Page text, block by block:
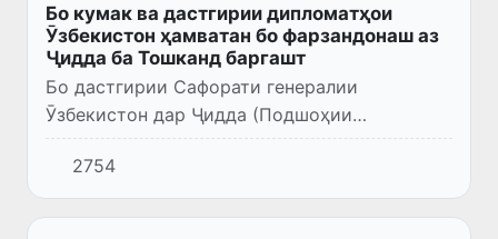
Бо кумак ва дастгирии дипломатҳои
Ӯзбекистон ҳамватан бо фарзандонаш аз
Ҷидда ба Тошканд баргашт
Бо дастгирии Сафорати генералии
Ӯзбекистон дар Ҷидда (Подшоҳии
Арабистони Саудӣ) ва Кумитаи корҳои
динии кишварамон, шаҳрванд З.Ш. бо
фарзандонаш ба Ватан баргардонида шуд.
2754